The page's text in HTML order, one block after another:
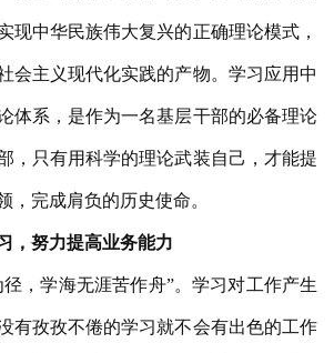
现中华民族伟大复兴的正确理论模式，
会主义现代化实践的产物。学习应用中
体系，是作为一名基层干部的必备理论
，只有用科学的理论武装自己，才能提
，完成肩负的历史使命。
，努力提高业务能力
，学海无涯苦作舟”。学习对工作产生
有孜孜不倦的学习就不会有出色的工作